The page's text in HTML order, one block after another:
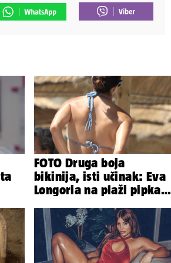
FOTO Druga boja
bikinija, isti učinak: Eva
Longoria na plaži pipkala